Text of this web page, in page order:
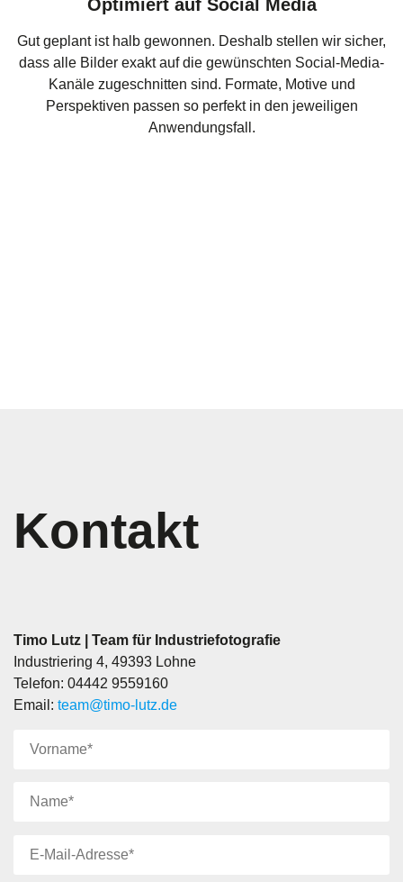
Optimiert auf Social Media
Gut geplant ist halb gewonnen. Deshalb stellen wir sicher,
dass alle Bilder exakt auf die gewünschten Social-Media-
Kanäle zugeschnitten sind. Formate, Motive und
Perspektiven passen so perfekt in den jeweiligen
Anwendungsfall.
Kontakt
Timo Lutz | Team für Industriefotografie
Industriering 4, 49393 Lohne
Telefon: 04442 9559160
Email: team@timo-lutz.de